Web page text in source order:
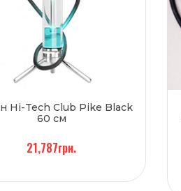
Hi-Tech Club Pike Black
60 см
21,787грн.